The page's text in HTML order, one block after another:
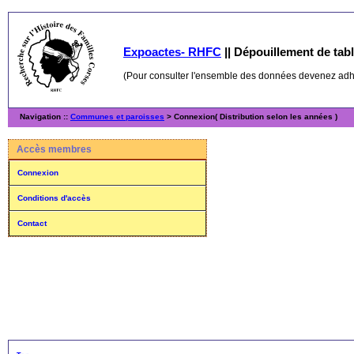
Expoactes- RHFC || Dépouillement de
(Pour consulter l'ensemble des données devenez
Navigation :: Communes et paroisses > Connexion( Distribution selon les années )
Accès membres
Connexion
Conditions d'accès
Contact